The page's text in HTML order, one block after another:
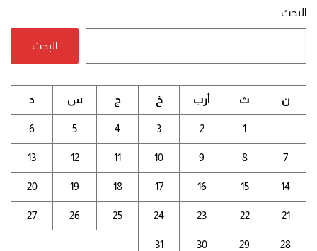
البحث
البحث
ن ث أرب خ ج س د
1
2
3
4
5
6
7
8
9
10
11
12
13
14
15
16
17
18
19
20
21
22
23
24
25
26
27
28
29
30
31